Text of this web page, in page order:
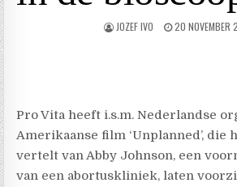
JOZEF IVO 20 NOVEMBER
Pro Vita heeft i.s.m. Nederlandse
Amerikaanse film ‘Unplanned’, die
vertelt van Abby Johnson, een
van een abortuskliniek, laten